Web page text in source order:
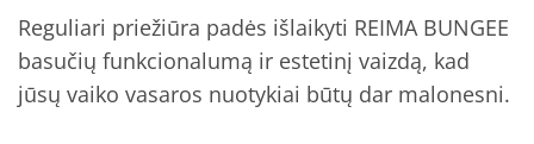
Reguliari priežiūra padės išlaikyti REIMA BUNGEE
basučių funkcionalumą ir estetinį vaizdą, kad
jūsų vaiko vasaros nuotykiai būtų dar malonesni.